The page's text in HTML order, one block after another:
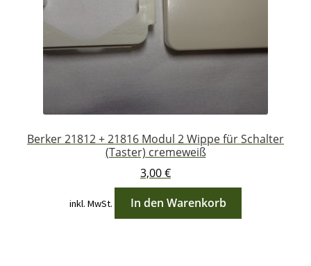
Berker 21812 + 21816 Modul 2 Wippe für Schalter
(Taster) cremeweiß
3,00€
inkl. MwSt. In den Warenkorb